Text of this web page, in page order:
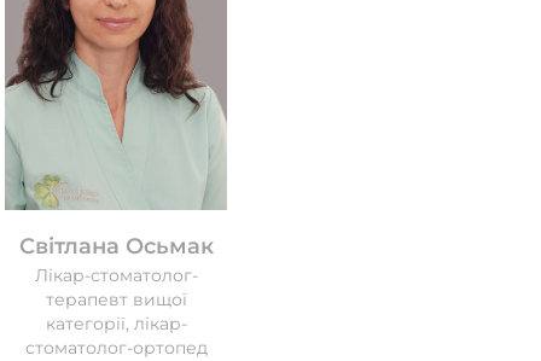
Світлана Осьмак
Лікар-стоматолог-
терапевт вищої
категорії, лікар-
стоматолог-ортопед